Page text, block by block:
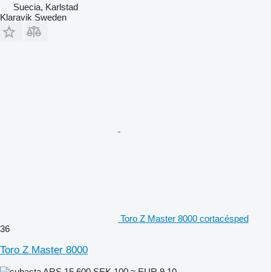
Suecia, Karlstad
Klaravik Sweden
Toro Z Master 8000 cortacésped
36
Toro Z Master 8000